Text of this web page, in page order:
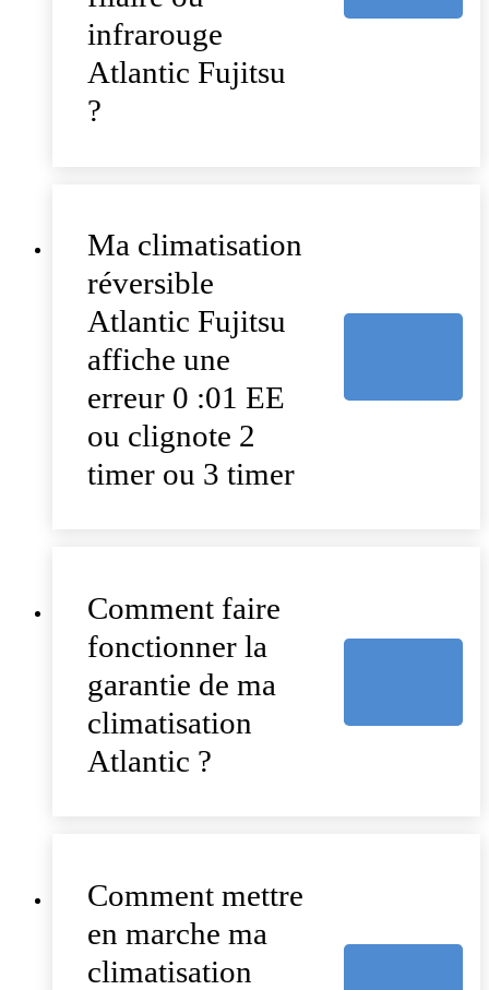
infrarouge
Atlantic Fujitsu
?
Ma climatisation
réversible
Atlantic Fujitsu
affiche une
erreur 0 :01 EE
ou clignote 2
timer ou 3 timer
Comment faire
fonctionner la
garantie de ma
climatisation
Atlantic ?
Comment mettre
en marche ma
climatisation